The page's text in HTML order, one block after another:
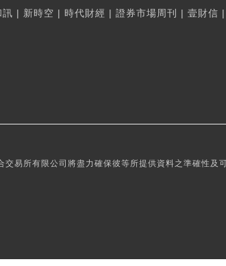
訊 | 新時空 | 時代財經 | 證券市場周刊 | 壹財信 |
交易所有限公司將盡力確保彼等所提供資料之準確性